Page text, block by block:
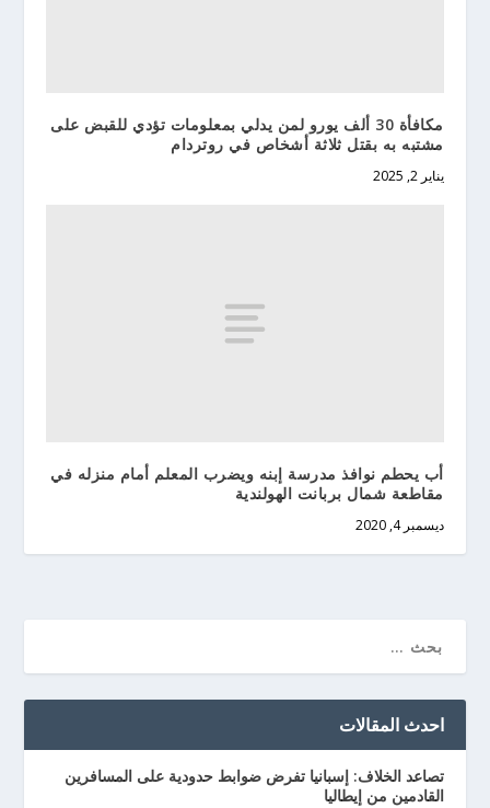
مكافأة 30 ألف يورو لمن يدلي بمعلومات تؤدي للقبض على
مشتبه به بقتل ثلاثة أشخاص في روتردام
يناير 2, 2025
أب يحطم نوافذ مدرسة إبنه ويضرب المعلم أمام منزله في
مقاطعة شمال بربانت الهولندية
ديسمبر 4, 2020
احدث المقالات
تصاعد الخلاف: إسبانيا تفرض ضوابط حدودية على المسافرين
القادمين من إيطاليا